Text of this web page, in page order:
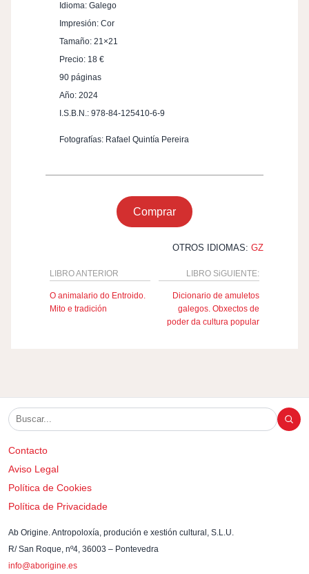
Idioma: Galego
Impresión: Cor
Tamaño: 21×21
Precio: 18 €
90 páginas
Año: 2024
I.S.B.N.: 978-84-125410-6-9
Fotografías: Rafael Quintía Pereira
Comprar
OTROS IDIOMAS:GZ
LIBRO ANTERIOR
O animalario do Entroido.
Mito e tradición
LIBRO SiGUIENTE:
Dicionario de amuletos
galegos. Obxectos de
poder da cultura popular
Contacto
Aviso Legal
Política de Cookies
Política de Privacidade
Ab Origine. Antropoloxía, produción e xestión cultural, S.L.U.
R/ San Roque, nº4, 36003 – Pontevedra
info@aborigine.es